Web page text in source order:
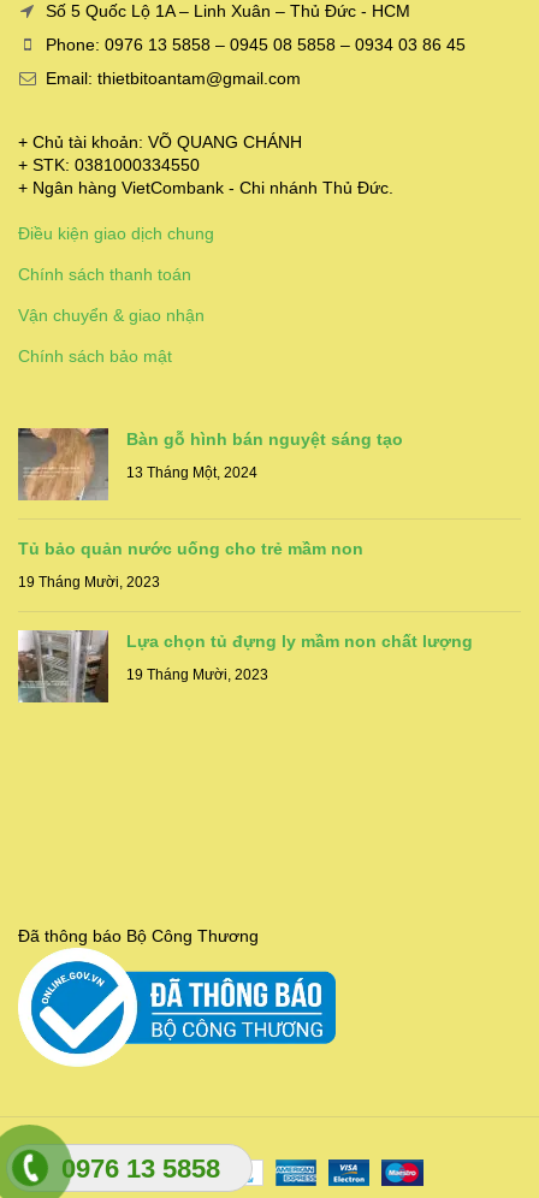
0976 13 5858
Số 5 Quốc Lộ 1A – Linh Xuân – Thủ Đức - HCM
Phone: 0976 13 5858 – 0945 08 5858 – 0934 03 86 45
Email: thietbitoantam@gmail.com
+ Chủ tài khoản: VÕ QUANG CHÁNH
+ STK: 0381000334550
+ Ngân hàng VietCombank - Chi nhánh Thủ Đức.
Điều kiện giao dịch chung
Chính sách thanh toán
Vận chuyển & giao nhận
Chính sách bảo mật
Bàn gỗ hình bán nguyệt sáng tạo
13 Tháng Một, 2024
Tủ bảo quản nước uống cho trẻ mầm non
19 Tháng Mười, 2023
Lựa chọn tủ đựng ly mầm non chất lượng
19 Tháng Mười, 2023
Đã thông báo Bộ Công Thương